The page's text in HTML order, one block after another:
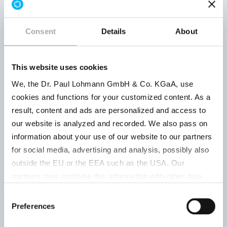
Consent Details About
This website uses cookies
We, the Dr. Paul Lohmann GmbH & Co. KGaA, use
cookies and functions for your customized content. As a
result, content and ads are personalized and access to
our website is analyzed and recorded. We also pass on
information about your use of our website to our partners
for social media, advertising and analysis, possibly also
outside the EU or the EEA such as the USA. Our
processing of your data collected on this website by
Google, YouTube Hubspot in the USA: By clicking on
Selection
Preferences
Produktnummer Produktparameter
Granulat
Wirkstoff:
Bindemittel:
5 %